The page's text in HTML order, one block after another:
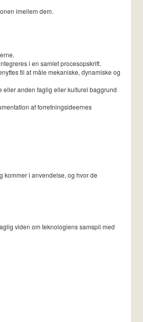
imellem dem.
i en samlet procesopskrift.
til at måle mekaniske, dynamiske og
anden faglig eller kulturel baggrund
af forretningsideernes
i anvendelse, og hvor de
viden om teknologiens samspil med